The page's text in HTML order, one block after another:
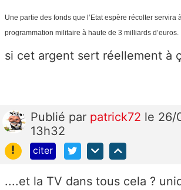
Une partie des fonds que l’Etat espère récolter servira
programmation militaire à haute de 3 milliards d’euros.
si cet argent sert réellement à
Publié par patrick72 le 26/
13h32
!
citer
....et la TV dans tous cela ?